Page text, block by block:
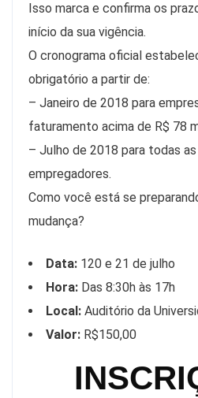
Isso marca e confirma os
início da sua vigência.
O cronograma oficial
obrigatório a partir de:
– Janeiro de 2018 para
faturamento acima de R$ 78
– Julho de 2018 para todas
empregadores.
Como você está se
mudança?
Data: 120 e 21 de julho
Hora: Das 8:30h às 17h
Local: Auditório da
Valor: R$150,00